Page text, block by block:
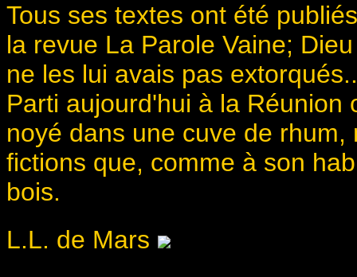
Tous ses textes ont été
la revue La Parole Vaine;
ne les lui avais pas
Parti aujourd'hui à la
noyé dans une cuve de
fictions que, comme à son
bois.
L.L. de Mars